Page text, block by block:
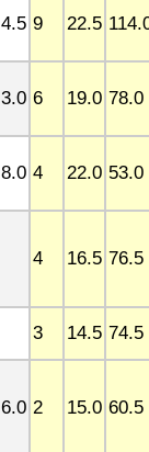
4.5 9 22.5
3.0 6 19.0 78.0
8.0 4 22.0 53.0
4 16.5 76.5
3 14.5 74.5
6.0 2 15.0 60.5